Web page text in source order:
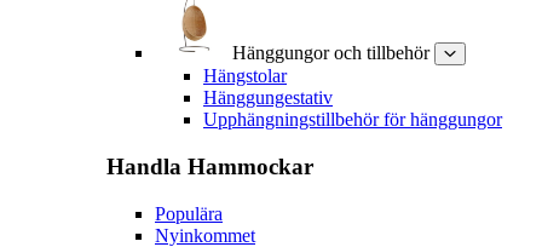
Hänggungor och tillbehör
Hängstolar
Hänggungestativ
Upphängningstillbehör för hänggungor
Handla Hammockar
Populära
Nyinkommet